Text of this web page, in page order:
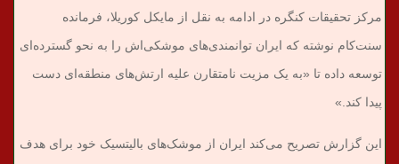
مرکز تحقیقات کنگره در ادامه به نقل از مایکل کوریلا، فرمانده
سنت‌کام نوشته که ایران توانمندی‌های موشکی‌اش را به نحو گسترده‌ای
توسعه داده تا «به یک مزیت نامتقارن علیه ارتش‌های منطقه‌ای دست
پیدا کند.»
این گزارش تصریح می‌کند ایران از موشک‌های بالیتسیک خود برای هدف